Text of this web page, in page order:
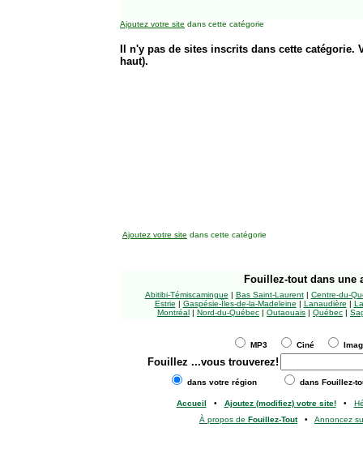
Ajoutez votre site dans cette catégorie
Il n'y pas de sites inscrits dans cette
haut).
Ajoutez votre site dans cette catégorie
Fouillez-tout dans une
Abitibi-Témiscamingue | Bas Saint-Laurent| Centre-du-
Estrie | Gaspésie-Îles-de-la-Madeleine | Lanaudière |
Montréal | Nord-du-Québec | Outaouais | Québec |
MP3 Ciné
Fouillez ...vous trouverez!
dans votre région dans Fouillez-
Accueil • Ajoutez (modifiez) votre site!•
À propos de Fouillez-Tout• Annoncez